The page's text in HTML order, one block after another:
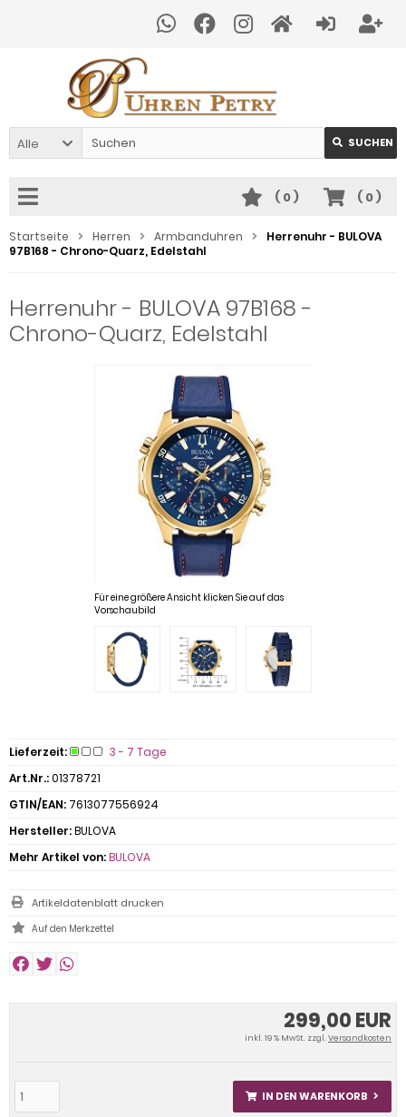
Alle SUCHEN
( 0)
( 0)
Startseite Herren Armbanduhren
Herrenuhr - BULOVA
97B168 - Chrono-Quarz, Edelstahl
Herrenuhr - BULOVA 97B168 -
Chrono-Quarz, Edelstahl
Für eine größere Ansicht klicken Sie auf das
Vorschaubild
299,00 EUR
inkl. 19 % MwSt. zzgl.Versandkosten
IN DEN WARENKORB
Lieferzeit:
3 - 7 Tage
Art.Nr.:01378721
GTIN/EAN: 7613077556924
Hersteller:BULOVA
Mehr Artikel von:BULOVA
Artikeldatenblatt drucken